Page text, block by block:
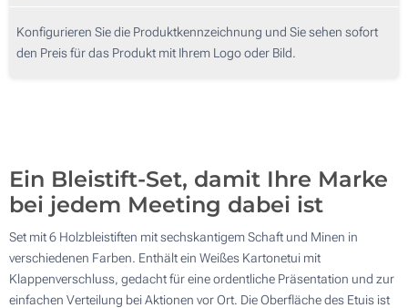
Digitaldruck in Vollfarbe (Auf einer Seite)
3050
6100
Konfigurieren Sie die Produktkennzeichnung und Sie sehen sofort
den Preis für das Produkt mit Ihrem Logo oder Bild.
Ein Bleistift-Set, damit Ihre Marke
bei jedem Meeting dabei ist
Set mit 6 Holzbleistiften mit sechskantigem Schaft und Minen in
verschiedenen Farben. Enthält ein Weißes Kartonetui mit
Klappenverschluss, gedacht für eine ordentliche Präsentation und zur
einfachen Verteilung bei Aktionen vor Ort. Die Oberfläche des Etuis ist